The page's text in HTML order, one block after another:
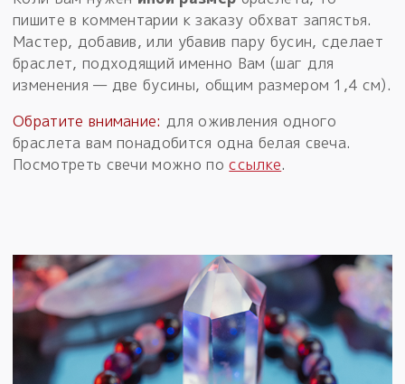
пишите в комментарии к заказу обхват запястья.
Мастер, добавив, или убавив пару бусин, сделает
браслет, подходящий именно Вам (шаг для
изменения — две бусины, общим размером 1,4 см).
Обратите внимание: для оживления одного
браслета вам понадобится одна белая свеча.
Посмотреть свечи можно поссылке.